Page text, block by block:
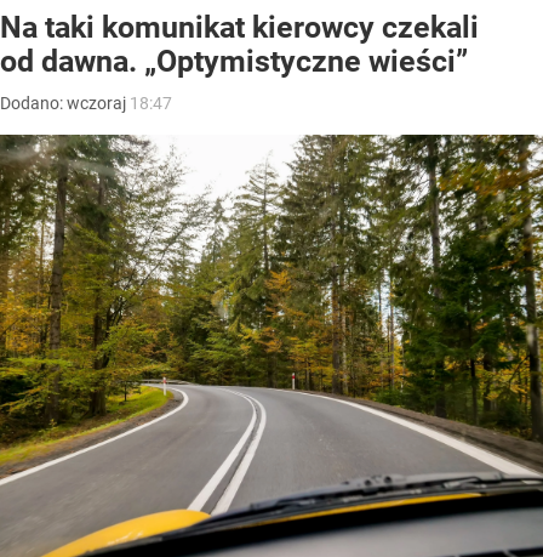
Na taki komunikat kierowcy czekali
od dawna. „Optymistyczne wieści”
Dodano:wczoraj 18:47